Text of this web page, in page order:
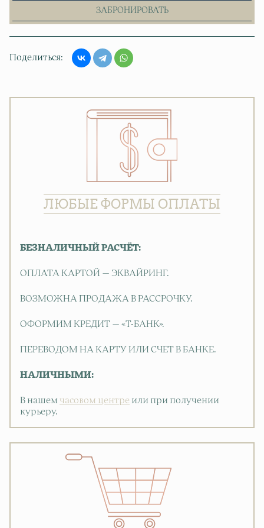
ЗАБРОНИРОВАТЬ
Поделиться
ЛЮБЫЕ ФОРМЫ ОПЛАТЫ
БЕЗНАЛИЧНЫЙ РАСЧЁТ:
ОПЛАТА КАРТОЙ — ЭКВАЙРИНГ.
ВОЗМОЖНА ПРОДАЖА В РАССРОЧКУ.
ОФОРМИМ КРЕДИТ — «Т-БАНК».
ПЕРЕВОДОМ НА КАРТУ ИЛИ СЧЕТ В БАНКЕ.
НАЛИЧНЫМИ:
В нашем часовом центре или при получении
курьеру.